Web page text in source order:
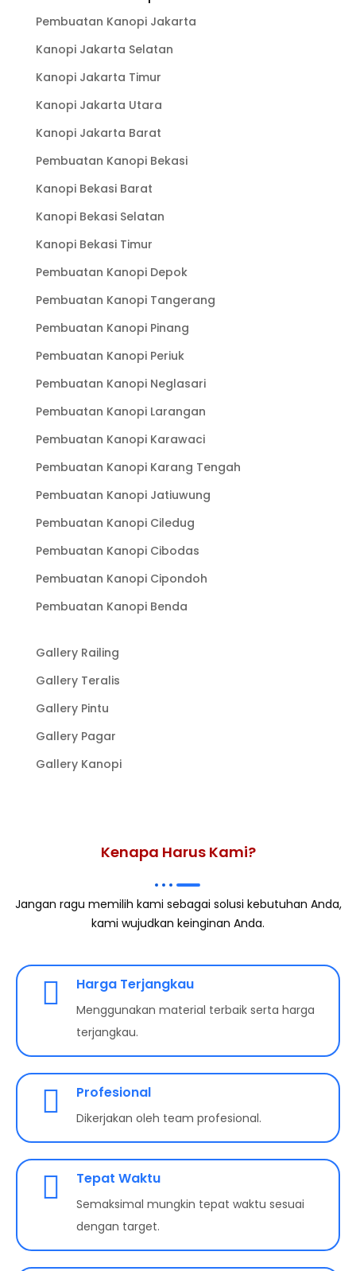
Pembuatan Kanopi Jakarta
Kanopi Jakarta Selatan
Kanopi Jakarta Timur
Kanopi Jakarta Utara
Kanopi Jakarta Barat
Pembuatan Kanopi Bekasi
Kanopi Bekasi Barat
Kanopi Bekasi Selatan
Kanopi Bekasi Timur
Pembuatan Kanopi Depok
Pembuatan Kanopi Tangerang
Pembuatan Kanopi Pinang
Pembuatan Kanopi Periuk
Pembuatan Kanopi Neglasari
Pembuatan Kanopi Larangan
Pembuatan Kanopi Karawaci
Pembuatan Kanopi Karang Tengah
Pembuatan Kanopi Jatiuwung
Pembuatan Kanopi Ciledug
Pembuatan Kanopi Cibodas
Pembuatan Kanopi Cipondoh
Pembuatan Kanopi Benda
Gallery Railing
Gallery Teralis
Gallery Pintu
Gallery Pagar
Gallery Kanopi
Kenapa Harus Kami?
Jangan ragu memilih kami sebagai solusi kebutuhan Anda,
kami wujudkan keinginan Anda.
Harga Terjangkau
Menggunakan material terbaik serta harga
terjangkau.
Profesional
Dikerjakan oleh team profesional.
Tepat Waktu
Semaksimal mungkin tepat waktu sesuai
dengan target.